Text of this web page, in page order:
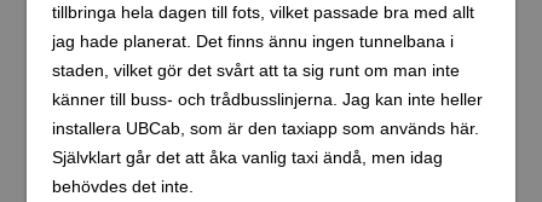
tillbringa hela dagen till fots, vilket passade bra med allt
jag hade planerat. Det finns ännu ingen tunnelbana i
staden, vilket gör det svårt att ta sig runt om man inte
känner till buss- och trådbusslinjerna. Jag kan inte heller
installera UBCab, som är den taxiapp som används här.
Självklart går det att åka vanlig taxi ändå, men idag
behövdes det inte.